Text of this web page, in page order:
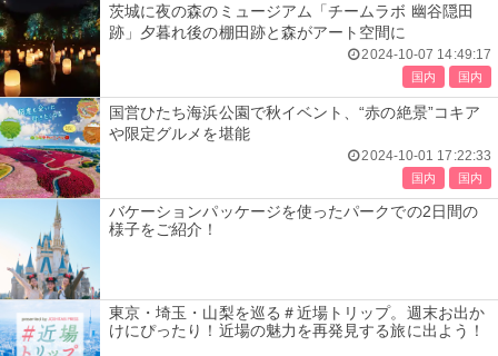
茨城に夜の森のミュージアム「チームラボ 幽谷隠田
跡」夕暮れ後の棚田跡と森がアート空間に
2024-10-07 14:49:17
国内 国内
国営ひたち海浜公園で秋イベント、“赤の絶景”コキア
や限定グルメを堪能
2024-10-01 17:22:33
国内 国内
バケーションパッケージを使ったパークでの2日間の
様子をご紹介！
東京・埼玉・山梨を巡る＃近場トリップ。週末お出か
けにぴったり！近場の魅力を再発見する旅に出よう！